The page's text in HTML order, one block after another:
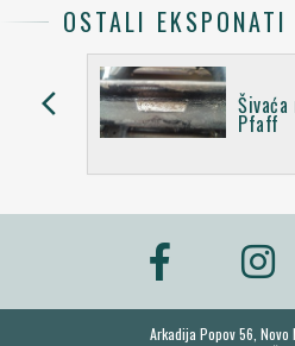
OSTALI
arrow_back_ios Šivaća
Pfaff
Arkadija Popov 56, Novo